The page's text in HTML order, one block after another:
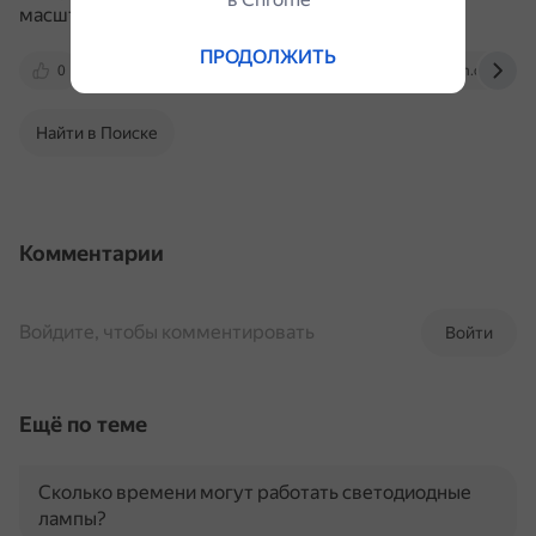
масштабируемость или скорость.
0 ssl-team.com
Найти в Поиске
Комментарии
Войти
Войдите, чтобы комментировать
Ещё по теме
Сколько времени могут работать светодиодные
лампы?
ПРОДОЛЖИТЬ